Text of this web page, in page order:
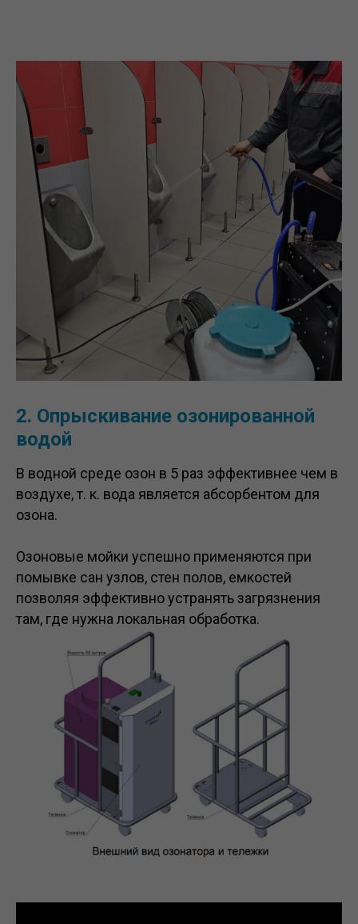
2. Опрыскивание озонированной
водой
В водной среде озон в 5 раз эффективнее чем в
воздухе, т. к. вода является абсорбентом для
озона.
Озоновые мойки успешно применяются при
помывке сан узлов, стен полов, емкостей
позволяя эффективно устранять загрязнения
там, где нужна локальная обработка.